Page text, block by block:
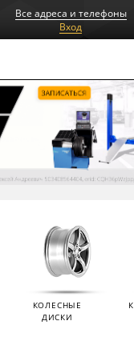
Все адреса и телефоны
Вход
КОЛЕСНЫЕ
ДИСКИ